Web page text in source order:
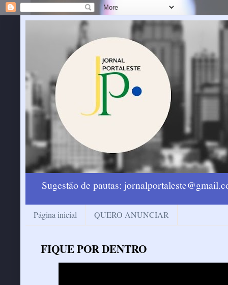
Sugestão de pautas:
Página inicial QUERO ANUNCIAR
FIQUE POR DENTRO